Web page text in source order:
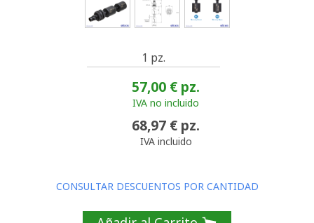
1 pz.
57,00 € pz.
IVA no incluido
68,97 € pz.
IVA incluido
CONSULTAR DESCUENTOS POR CANTIDAD